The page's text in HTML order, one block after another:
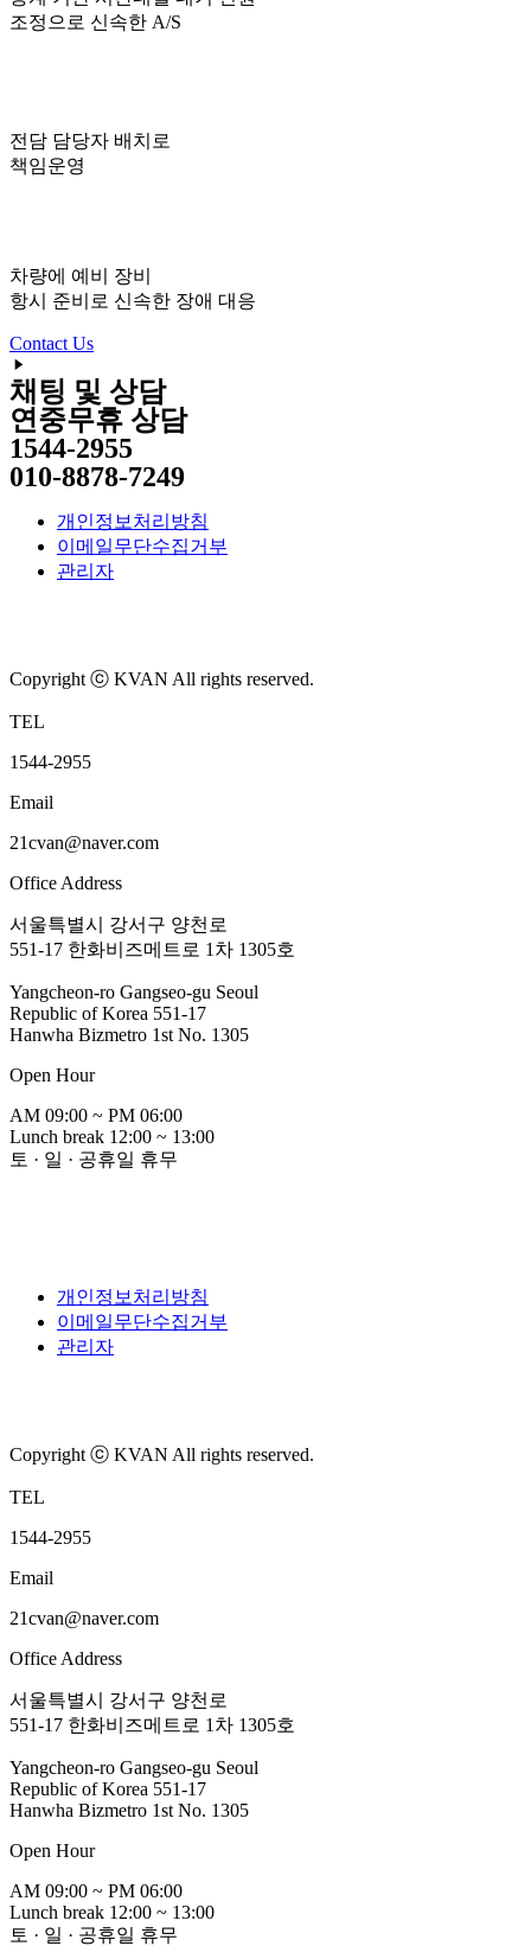
조정으로 신속한 A/S
전담 담당자 배치로
책임운영
차량에 예비 장비
항시 준비로 신속한 장애 대응
Contact Us
채팅 및 상담
연중무휴 상담
1544-2955
010-8878-7249
개인정보처리방침
이메일무단수집거부
관리자
Copyright ⓒ KVAN All rights reserved.
TEL
1544-2955
Email
21cvan@naver.com
Office Address
서울특별시 강서구 양천로
551-17 한화비즈메트로 1차 1305호
Yangcheon-ro Gangseo-gu Seoul
Republic of Korea 551-17
Hanwha Bizmetro 1st No. 1305
Open Hour
AM 09:00 ~ PM 06:00
Lunch break 12:00 ~ 13:00
토 · 일 · 공휴일 휴무
개인정보처리방침
이메일무단수집거부
관리자
Copyright ⓒ KVAN All rights reserved.
TEL
1544-2955
Email
21cvan@naver.com
Office Address
서울특별시 강서구 양천로
551-17 한화비즈메트로 1차 1305호
Yangcheon-ro Gangseo-gu Seoul
Republic of Korea 551-17
Hanwha Bizmetro 1st No. 1305
Open Hour
AM 09:00 ~ PM 06:00
Lunch break 12:00 ~ 13:00
토 · 일 · 공휴일 휴무